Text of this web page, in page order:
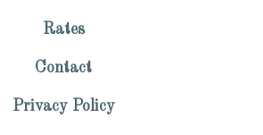
Rates
Contact
Privacy Policy